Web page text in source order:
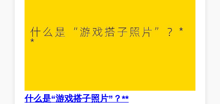
什么是“游戏搭子照片”？**